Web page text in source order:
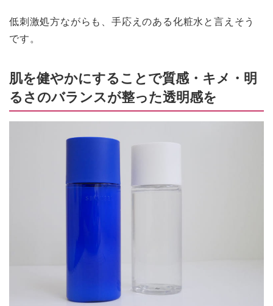
低刺激処方ながらも、手応えのある化粧水と言えそう
です。
肌を健やかにすることで質感・キメ・明
るさのバランスが整った透明感を